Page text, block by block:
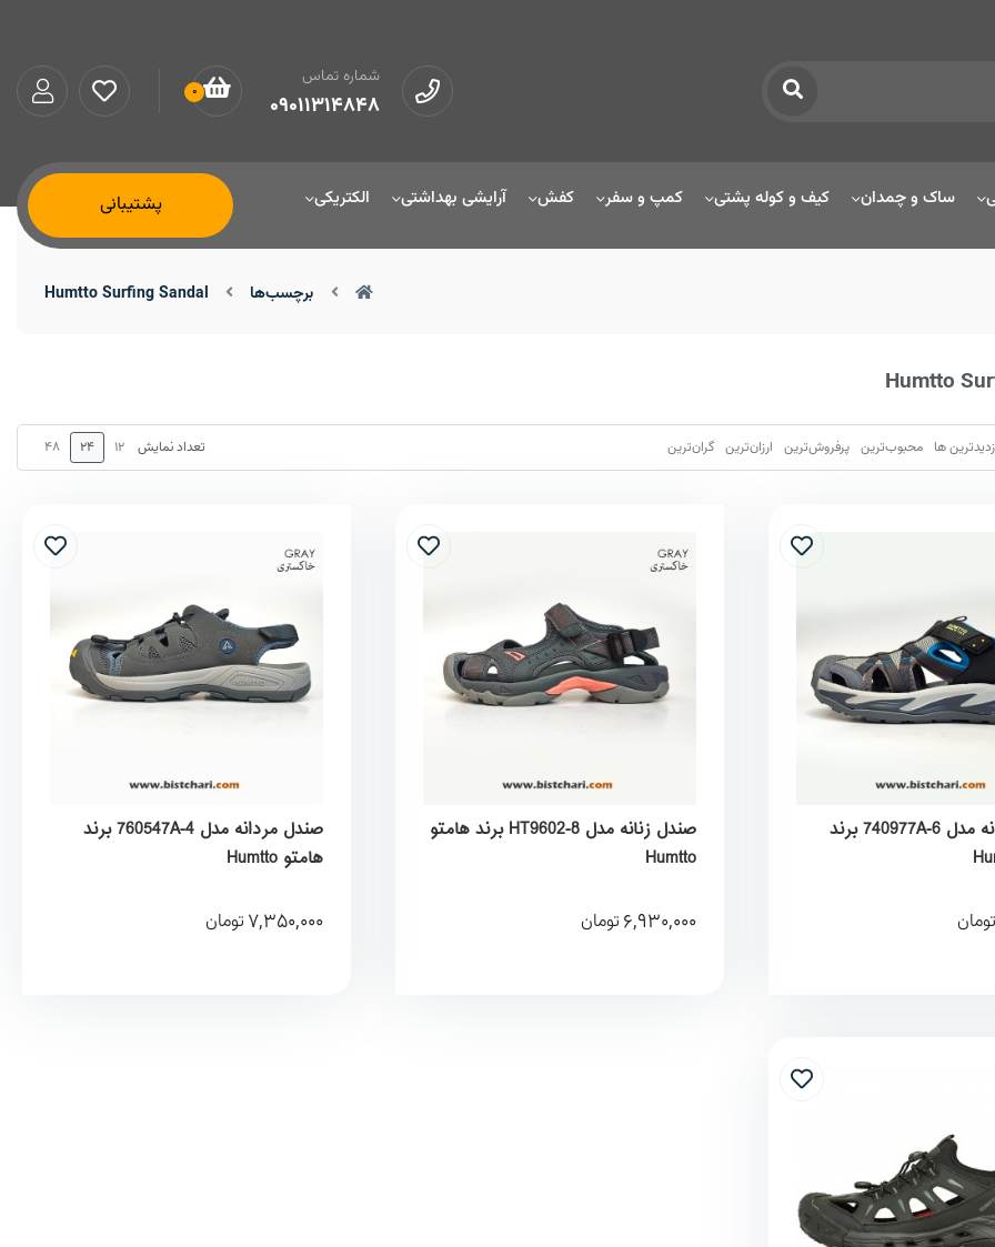
شماره تماس
09011314848
0
ساک و چمدان کیف و کوله پشتی کمپ و سفر کفش آرایشی بهداشتی الکتریکی پشتیبانی
برچسب‌ها Humtto Surfing Sandal
Humtto
ها محبوب‌‌ترین پرفروش‌ترین ارزان‌ترین گران‌ترین تعداد نمایش 12
24
48
صندل مردانه مدل 740977A-6 برند
تومان
صندل زنانه مدل HT9602-8 برند هامتو
Humtto
6,930,000 تومان
صندل مردانه مدل 760547A-4 برند
هامتو Humtto
7,350,000 تومان